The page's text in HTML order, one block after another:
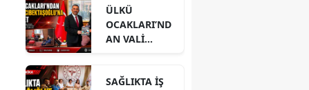
ÜLKÜ
OCAKLARI’ND
AN VALİ
ZİYARET
SAĞLIKTA İŞ